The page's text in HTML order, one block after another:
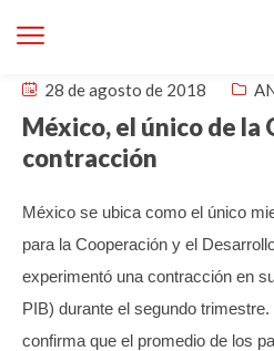
28 de agosto de 2018
México, el único de la
contracción
México se ubica como el único
para la Cooperación y el
experimentó una contracción en
PIB) durante el segundo trimestre.
confirma que el promedio de los